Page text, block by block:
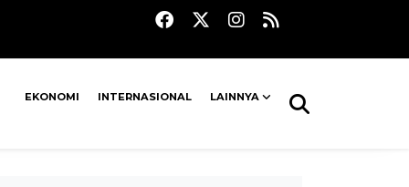
EKONOMI INTERNASIONAL LAINNYA